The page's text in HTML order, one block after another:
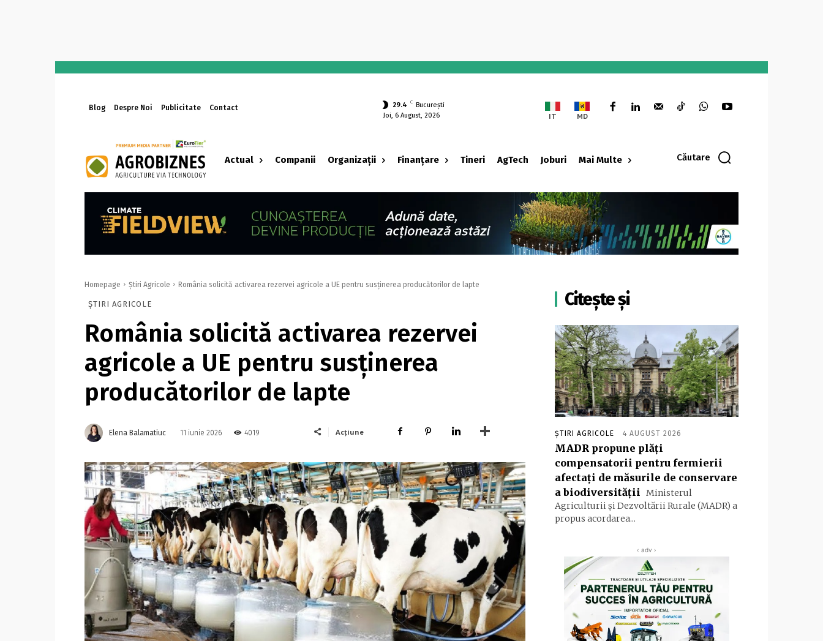
Blog Despre Noi Publicitate Contact 29.4 C
București
Joi, 6 August, 2026
IT MD
Actual Companii Organizații Finanțare Tineri AgTech Joburi Mai Multe Căutare
-
Homepage Știri Agricole România solicită activarea rezervei agricole a UE pentru susținerea producătorilor de lapte
ȘTIRI AGRICOLE
România solicită activarea rezervei
agricole a UE pentru susținerea
producătorilor de lapte
Elena Balamatiuc 11 iunie 2026 4019 Acțiune
Citește și
ȘTIRI AGRICOLE 4 AUGUST 2026
MADR propune plăţi
compensatorii pentru fermierii
afectaţi de măsurile de conservare
a biodiversităţii
Ministerul
Agriculturii şi Dezvoltării Rurale (MADR) a
propus acordarea...
‹ adv ›